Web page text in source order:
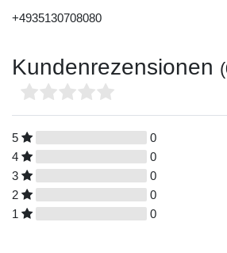
+4935130708080
Kundenrezensionen
5
0
4
0
3
0
2
0
1
0